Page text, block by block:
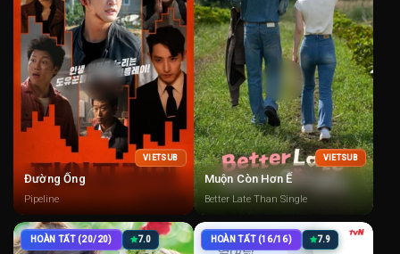
VIETSUB
Đường Ống
Pipeline
VIETSUB
Muộn Còn Hơn Ế
Better Late Than Single
HOÀN TẤT (20/20) 7.0 HOÀN TẤT (16/16) 7.9